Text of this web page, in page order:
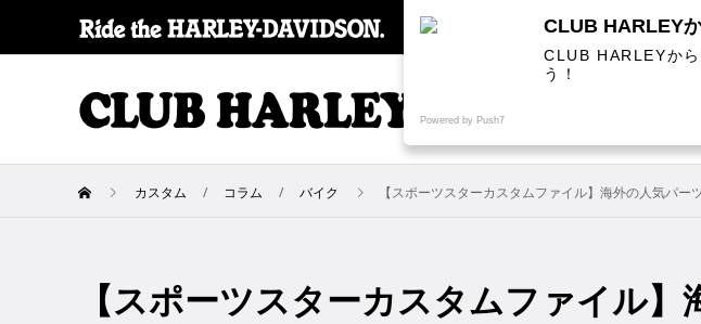
SPECIALCOLUMN
カスタム コラム バイク 【スポーツスターカスタムファイル】海外の人気パー
【スポーツスターカスタムファイル】
CLUB HARLEY
CLUB HARLEYか
う！
Powered by Push7